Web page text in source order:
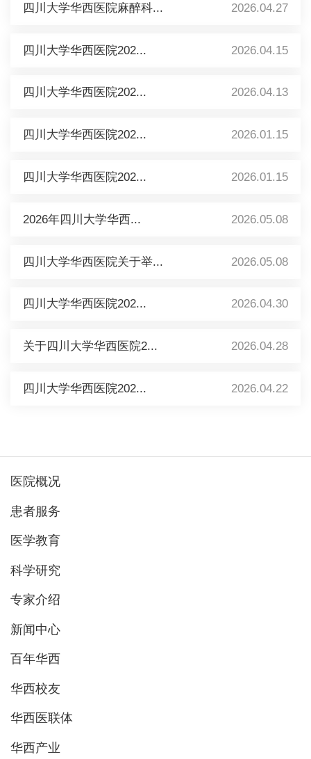
四川大学华西医院麻醉科... 2026.04.27
四川大学华西医院202... 2026.04.15
四川大学华西医院202... 2026.04.13
四川大学华西医院202... 2026.01.15
四川大学华西医院202... 2026.01.15
2026年四川大学华西... 2026.05.08
四川大学华西医院关于举... 2026.05.08
四川大学华西医院202... 2026.04.30
关于四川大学华西医院2... 2026.04.28
四川大学华西医院202... 2026.04.22
医院概况
患者服务
医学教育
科学研究
专家介绍
新闻中心
百年华西
华西校友
华西医联体
华西产业